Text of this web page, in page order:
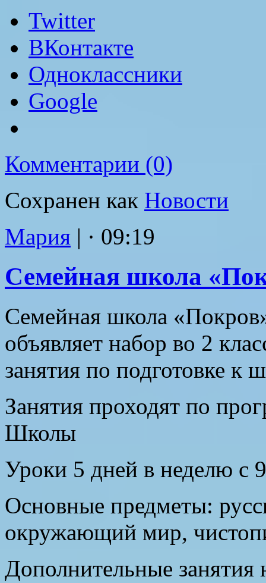
Twitter
ВКонтакте
Одноклассники
Google
Комментарии (0)
Сохранен как Новости
Мария | · 09:19
Семейная школа
Семейная школа
объявляет набор во 2
занятия по подготовке к
Занятия проходят по
Школы
Уроки 5 дней в неделю с
Основные предметы:
окружающий мир,
Дополнительные